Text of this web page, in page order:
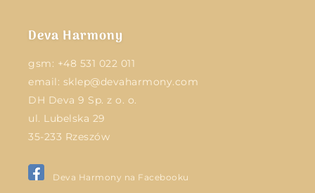
Deva Harmony
gsm: +48 531 022 011
email: sklep@devaharmony.com
DH Deva 9 Sp. z o. o.
ul. Lubelska 29
35-233 Rzeszów
Deva Harmony na Facebooku